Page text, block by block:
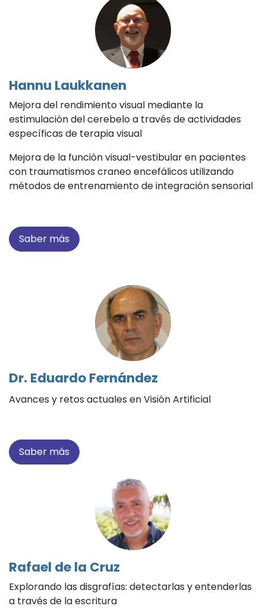
Hannu Laukkanen
Mejora del rendimiento visual mediante la
estimulación del cerebelo a través de actividades
específicas de terapia visual
Mejora de la función visual-vestibular en pacientes
con traumatismos craneo encefálicos utilizando
métodos de entrenamiento de integración sensorial
Saber más
Dr. Eduardo Fernández
Avances y retos actuales en Visión Artificial
Saber más
Rafael de la Cruz
Explorando las disgrafías: detectarlas y entenderlas
a través de la escritura